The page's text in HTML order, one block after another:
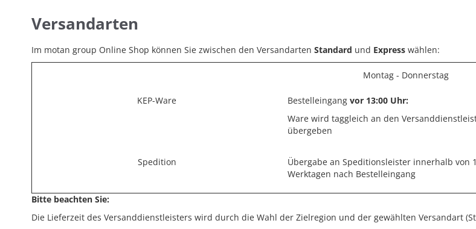
Versandarten
Im motan group Online Shop können Sie zwischen den Versandarten Standard und Express wählen:
Montag - Donnerstag
KEP-Ware Bestelleingang vor 13:00 Uhr:
Ware wird taggleich an den
übergeben
Spedition
Übergabe an Speditionsleister innerhalb von
Werktagen nach Bestelleingang
Bitte beachten Sie:
Die Lieferzeit des Versanddienstleisters wird durch die Wahl der Zielregion und der gewählten Versandart